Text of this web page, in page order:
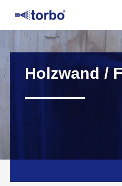
Holzwand /